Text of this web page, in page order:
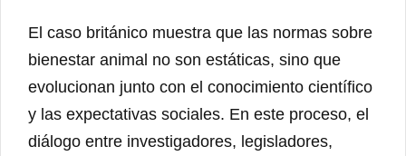
El caso británico muestra que las normas sobre
bienestar animal no son estáticas, sino que
evolucionan junto con el conocimiento científico
y las expectativas sociales. En este proceso, el
diálogo entre investigadores, legisladores,